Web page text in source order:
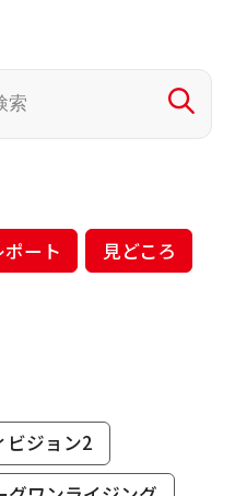
ート
見どころ
ビジョン2